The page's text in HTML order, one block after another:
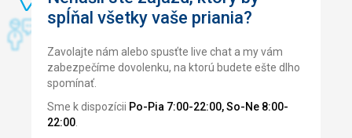
spĺňal všetky vaše priania?
Zavolajte nám alebo spusťte live chat a my vám
zabezpečíme dovolenku, na ktorú budete ešte dlho
spomínať.
Sme k dispozícii Po-Pia 7:00-22:00, So-Ne 8:00-
22:00.